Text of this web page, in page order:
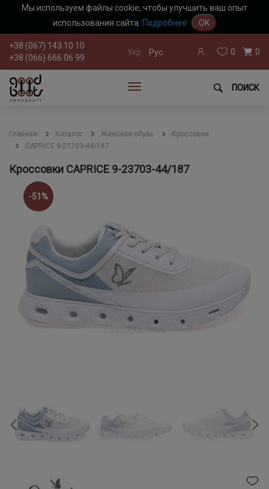
Мы используем файлы cookie, чтобы улучшить ваш опыт
использования сайта. Подробнее OK
+38 (067) 143 10 10
+38 (066) 666 06 99
Укр Рус 0 0
ПОИСК
Главная Каталог Женская обувь
Кроссовки
CAPRICE 9-23703-44/187
Кроссовки CAPRICE 9-23703-44/187
-51%